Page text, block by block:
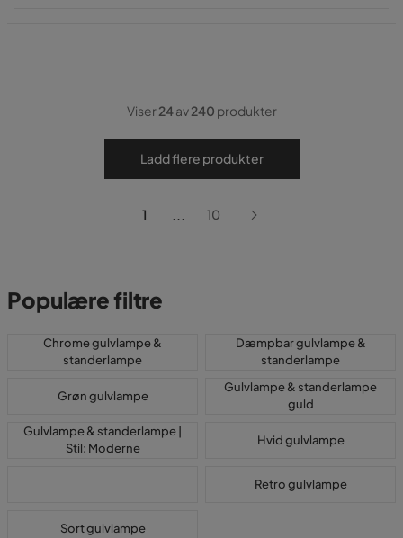
Viser24av240 produkter
Ladd flere produkter
1 ... 10
Populære filtre
Chrome gulvlampe &
standerlampe
Dæmpbar gulvlampe &
standerlampe
Grøn gulvlampe
Gulvlampe & standerlampe
guld
Gulvlampe & standerlampe |
Stil: Moderne
Hvid gulvlampe
Retro gulvlampe
Sort gulvlampe